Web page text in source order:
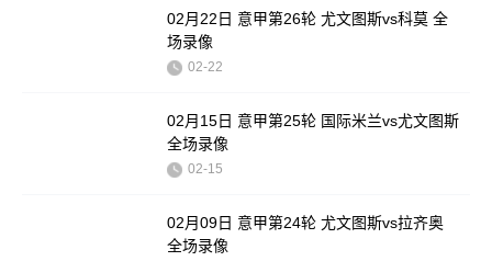
02月22日 意甲第26轮 尤文图斯vs科莫 全
场录像
02-22
02月15日 意甲第25轮 国际米兰vs尤文图斯
全场录像
02-15
02月09日 意甲第24轮 尤文图斯vs拉齐奥
全场录像